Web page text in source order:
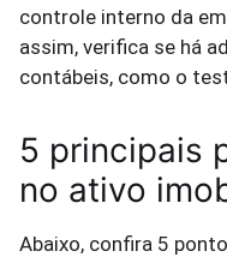
controle interno da
assim, verifica se há
contábeis, como o
5 principais
no ativo
Abaixo, confira 5